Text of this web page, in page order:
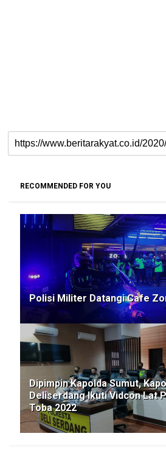
RECOMMENDED FOR YOU
Polisi Militer Datangi Cafe
Dipimpin Kapolda Sumut,
Deliserdang Ikuti Vidcon Lat
Toba 2022